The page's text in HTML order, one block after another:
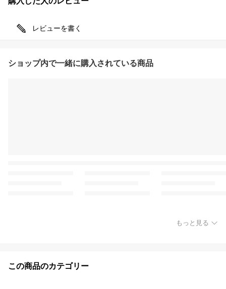
レビューを書く
ショップ内で一緒に購入されている商品
もっと見る
この商品のカテゴリー